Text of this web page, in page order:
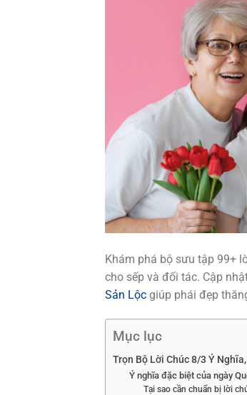
Khám phá bộ sưu tập 99+
cho sếp và đối tác. Cập
Sản Lộc giúp phái đẹp
Mục lục
Trọn Bộ Lời Chúc 8/3 Ý
Ý nghĩa đặc biệt của ngày
Tại sao cần chuẩn bị lời